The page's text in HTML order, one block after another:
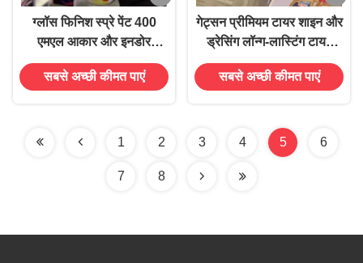
ग्लॉस फिनिश स्प्रे पेंट 400
एमएल आकार और इनडोर
आउटडोर उपयोग के लिए पानी
आधारित फॉर्मूलेशन के साथ
सबसे अच्छी कीमत पाएं
गेट्सन प्रीमियम टायर शाइन और
ड्रेसिंग लॉन्ग-लास्टिंग टायर
कंडीशनर
सबसे अच्छी कीमत पाएं
1 2 3 4 5 6
7 8